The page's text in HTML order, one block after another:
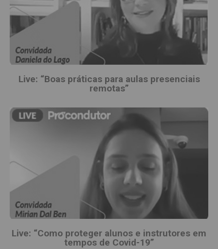
Live: “Boas práticas para aulas presenciais
remotas”
Live: “Como proteger alunos e instrutores em
tempos de Covid-19”